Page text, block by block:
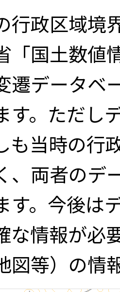
行政区域境
「国土数値
遷データ
す。ただし
も当時の行
、両者のデ
す。今後は
な情報が必
図等）の情